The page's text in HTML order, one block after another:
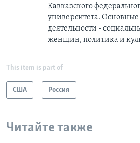
Кавказского
университета.
деятельности -
женщин, политика и
This item is part of
США Россия
Читайте также